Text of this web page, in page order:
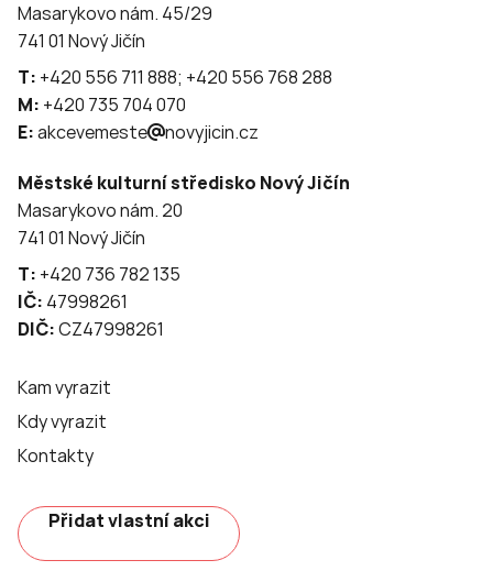
Masarykovo nám. 45/29
741 01 Nový Jičín
T: +420 556 711 888; +420 556 768 288
M: +420 735 704 070
E:akcevemeste novyjicin.cz
Městské kulturní středisko Nový Jičín
Masarykovo nám. 20
741 01 Nový Jičín
T: +420 736 782 135
IČ: 47998261
DIČ:CZ47998261
Kam vyrazit
Kdy vyrazit
Kontakty
Přidat vlastní akci